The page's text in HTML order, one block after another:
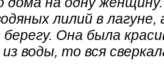
лилий в лагуне,
берегу. Она была
воды, то вся